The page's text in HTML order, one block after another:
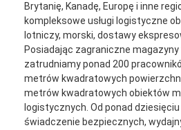
Brytanię, Kanadę, Europę i inne
kompleksowe usługi logistyczne
lotniczy, morski, dostawy
Posiadając zagraniczne magazyny
zatrudniamy ponad 200
metrów kwadratowych
metrów kwadratowych obiektów
logistycznych. Od ponad
świadczenie bezpiecznych,